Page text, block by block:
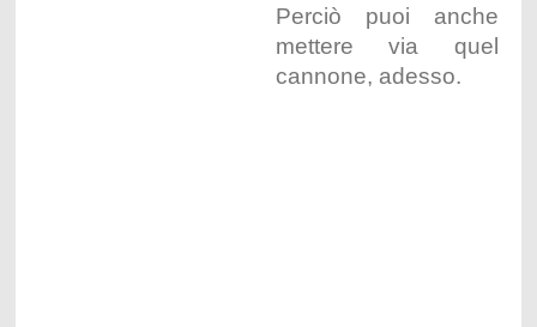
Perciò puoi anche
mettere via quel
cannone, adesso.